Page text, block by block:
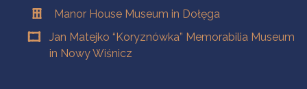
Manor House Museum in Dołęga
Jan Matejko “Koryznówka” Memorabilia Museum
in Nowy Wiśnicz